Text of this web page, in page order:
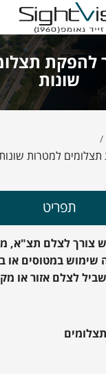
להפקת
שונות
/
תצלומים למטרות
תפריט
צורך לצלם תצ"א,
במטוסים או
לצלם אזור או